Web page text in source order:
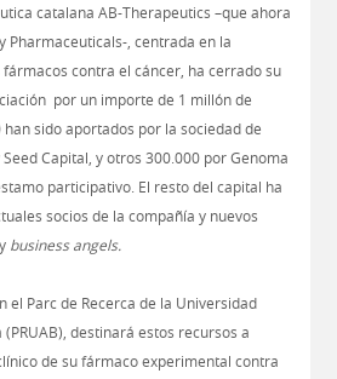
catalana AB-Therapeutics –que ahora
Pharmaceuticals-, centrada en la
contra el cáncer, ha cerrado su
por un importe de 1 millón de
sido aportados por la sociedad de
Capital, y otros 300.000 por Genoma
participativo. El resto del capital ha
socios de la compañía y nuevos
business angels.
el Parc de Recerca de la Universidad
destinará estos recursos a
de su fármaco experimental contra